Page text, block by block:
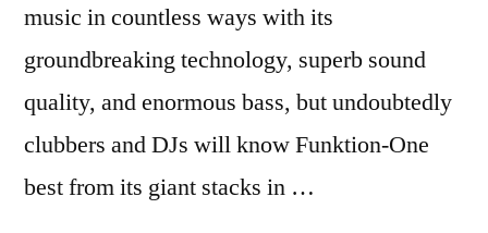
music in countless ways with its
groundbreaking technology, superb sound
quality, and enormous bass, but undoubtedly
clubbers and DJs will know Funktion-One
best from its giant stacks in …